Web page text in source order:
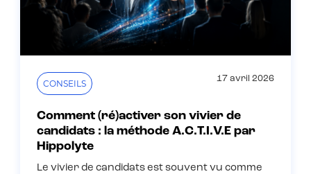
CONSEILS 17 avril 2026
Comment (ré)activer son vivier de
candidats : la méthode A.C.T.I.V.E par
Hippolyte
Le vivier de candidats est souvent vu comme